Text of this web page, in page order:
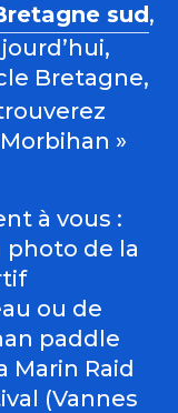
sud,
Bretagne,
»
à vous :
photo de la
ou de
paddle
Marin Raid
(Vannes